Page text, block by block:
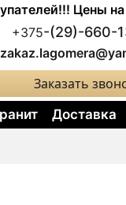
Цены на
+375-(29)-660-
Заказать
Доставка